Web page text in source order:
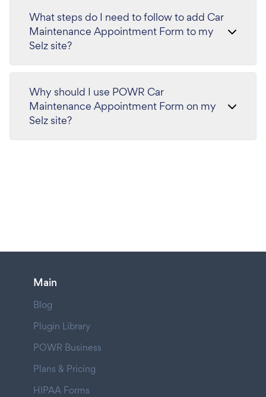
What steps do I need to follow to add Car
Maintenance Appointment Form to my
Selz site?
Why should I use POWR Car
Maintenance Appointment Form on my
Selz site?
Main
Blog
Plugin Library
POWR Business
Plans & Pricing
HIPAA Forms